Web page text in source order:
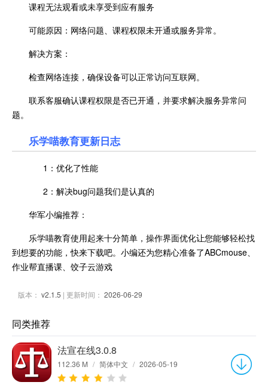
课程无法观看或未享受到应有服务
可能原因：网络问题、课程权限未开通或服务异常。
解决方案：
检查网络连接，确保设备可以正常访问互联网。
联系客服确认课程权限是否已开通，并要求解决服务异常问
题。
乐学喵教育更新日志
1：优化了性能
2：解决bug问题我们是认真的
华军小编推荐：
乐学喵教育使用起来十分简单，操作界面优化让您能够轻松找
到想要的功能，快来下载吧。小编还为您精心准备了ABCmouse、
作业帮直播课、饺子云游戏
版本： v2.1.5 | 更新时间： 2026-06-29
同类推荐
法宣在线3.0.8
112.36 M / 简体中文 / 2026-05-19